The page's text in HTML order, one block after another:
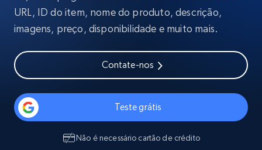
URL, ID do item, nome do produto, descrição,
imagens, preço, disponibilidade e muito mais.
Contate-nos
Teste grátis
Não é necessário cartão de crédito